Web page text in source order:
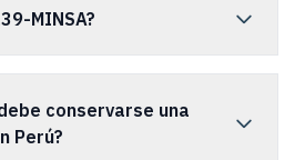
MINSA?
conservarse una
Perú?